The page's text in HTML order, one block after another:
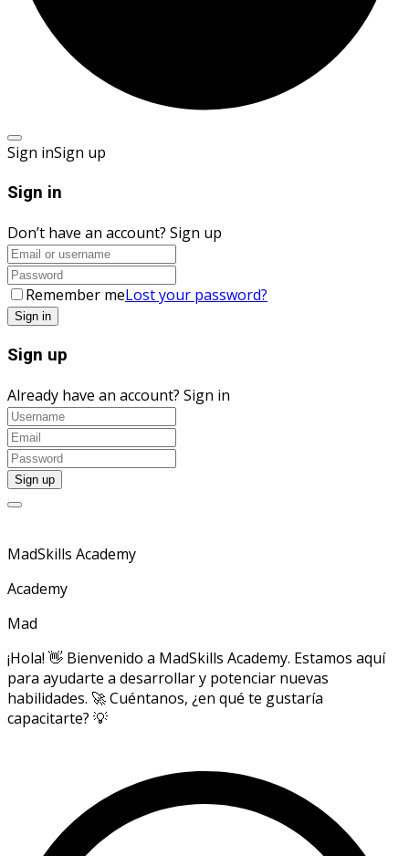
Sign inSign up
Sign in
Don’t have an account? Sign up
Remember meLost your password?
Sign up
Already have an account? Sign in
MadSkills Academy
Academy
Mad
¡Hola! 👋 Bienvenido a MadSkills Academy. Estamos aquí
para ayudarte a desarrollar y potenciar nuevas
habilidades. 🚀 Cuéntanos, ¿en qué te gustaría
capacitarte? 💡